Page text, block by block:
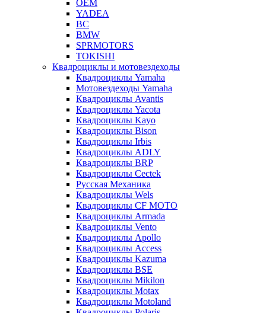
OEM
YADEA
BC
BMW
SPRMOTORS
TOKISHI
Квадроциклы и мотовездеходы
Квадроциклы Yamaha
Мотовездеходы Yamaha
Квадроциклы Avantis
Квадроциклы Yacota
Квадроциклы Kayo
Квадроциклы Bison
Квадроциклы Irbis
Квадроциклы ADLY
Квадроциклы BRP
Квадроциклы Cectek
Русская Механика
Квадроциклы Wels
Квадроциклы CF MOTO
Квадроциклы Armada
Квадроциклы Vento
Квадроциклы Apollo
Квадроциклы Access
Квадроциклы Kazuma
Квадроциклы BSE
Квадроциклы Mikilon
Квадроциклы Motax
Квадроциклы Motoland